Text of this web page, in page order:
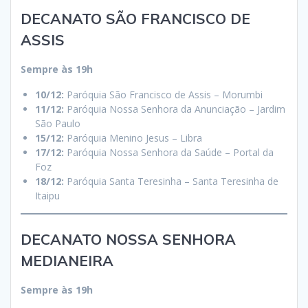
DECANATO SÃO FRANCISCO DE
ASSIS
Sempre às 19h
10/12: Paróquia São Francisco de Assis – Morumbi
11/12: Paróquia Nossa Senhora da Anunciação – Jardim
São Paulo
15/12: Paróquia Menino Jesus – Libra
17/12: Paróquia Nossa Senhora da Saúde – Portal da
Foz
18/12: Paróquia Santa Teresinha – Santa Teresinha de
Itaipu
DECANATO NOSSA SENHORA
MEDIANEIRA
Sempre às 19h